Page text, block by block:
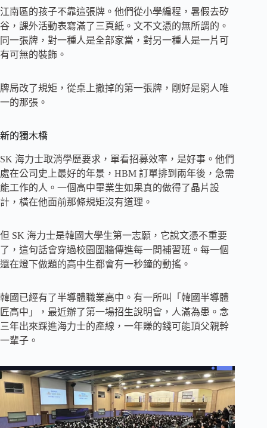
江南區的孩子不靠這張牌。他們從小學編程，暑假去矽
谷，課外活動表寫滿了三頁紙。文不文憑的無所謂的。
同一張牌，對一種人是全部家當，對另一種人是一片可
有可無的裝飾。
牌局改了規矩，從桌上撤掉的第一張牌，剛好是窮人唯
一的那張。
新的獨木橋
SK 海力士取消學歷要求，單看招募效率，是好事。他們
處在公司史上最好的年景，HBM 訂單排到兩年後，急需
能工作的人。一個高中畢業生如果真的做得了晶片設
計，橫在他面前那條規矩沒有道理。
但 SK 海力士是韓國大學生第一志願，它說文憑不重要
了，這句話會穿過校園圍牆傳進每一間補習班。每一個
還在燈下做題的高中生都會有一秒鐘的動搖。
韓國已經有了半導體職業高中。有一所叫「韓國半導體
匠高中」，最近辦了第一場招生說明會，人滿為患。念
三年出來踩進海力士的產線，一年賺的錢可能頂父親幹
一輩子。